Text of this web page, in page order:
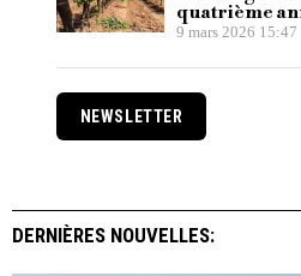
quatrième
9 mars 2026 15:47
NEWSLETTER
DERNIÈRES NOUVELLES: